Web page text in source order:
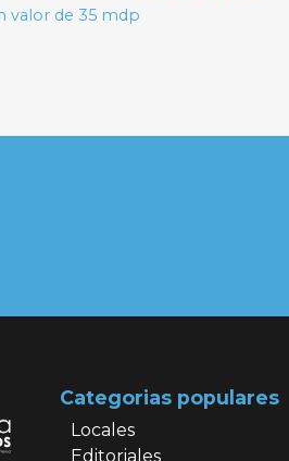
valor de 35 mdp
Categorias populares
Locales
Editoriales